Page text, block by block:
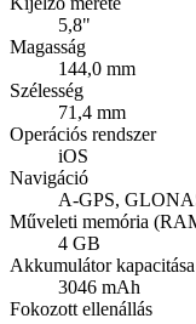
5,8"
Magasság
144,0 mm
Szélesség
71,4 mm
Operációs rendszer
iOS
Navigáció
A-GPS,
Műveleti memória
4 GB
Akkumulátor kapacitása
3046 mAh
Fokozott ellenállás